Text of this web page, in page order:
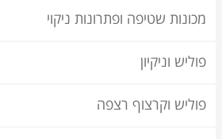
מכונות שטיפה ופתרונות ניקוי
פוליש וניקיון
פוליש וקרצוף רצפה